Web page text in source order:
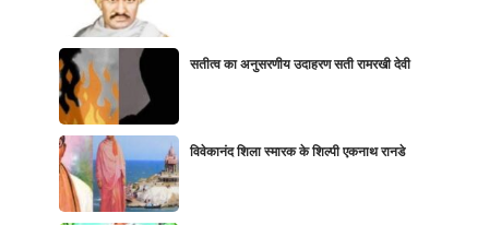
सतीत्व का अनुसरणीय उदाहरण सती रामरखी देवी
विवेकानंद शिला स्मारक के शिल्पी एकनाथ रानडे